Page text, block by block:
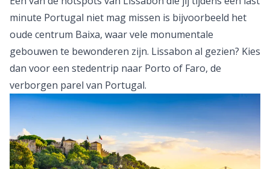
Een van de hotspots van Lissabon die jij tijdens een last
minute Portugal niet mag missen is bijvoorbeeld het
gebouwen te bewonderen zijn. Lissabon al gezien? Kies
stedentrip naar Porto
verborgen parel van Portugal.